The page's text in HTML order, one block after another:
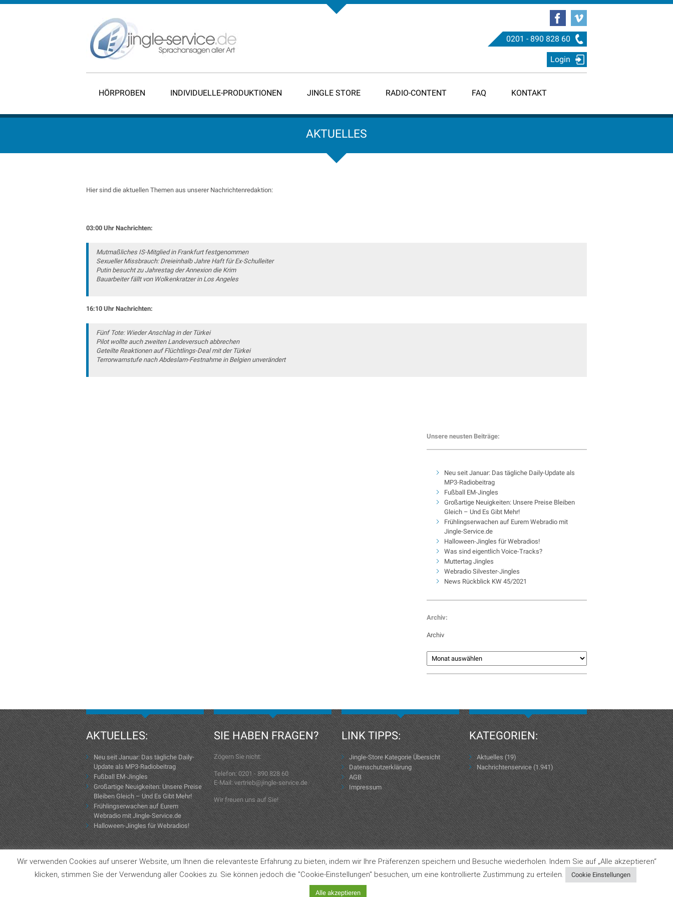
0201 - 890 828 60
Login
HÖRPROBEN INDIVIDUELLE-PRODUKTIONEN JINGLE STORE RADIO-CONTENT FAQ KONTAKT
AKTUELLES
Hier sind die aktuellen Themen aus unserer Nachrichtenredaktion:
03:00 Uhr Nachrichten:
Mutmaßliches IS-Mitglied in Frankfurt festgenommen
Sexueller Missbrauch: Dreieinhalb Jahre Haft für Ex-Schulleiter
Putin besucht zu Jahrestag der Annexion die Krim
Bauarbeiter fällt von Wolkenkratzer in Los Angeles
16:10 Uhr Nachrichten:
Fünf Tote: Wieder Anschlag in der Türkei
Pilot wollte auch zweiten Landeversuch abbrechen
Geteilte Reaktionen auf Flüchtlings-Deal mit der Türkei
Terrorwarnstufe nach Abdeslam-Festnahme in Belgien unverändert
Unsere neusten Beiträge:
Neu seit Januar: Das tägliche Daily-Update als
MP3-Radiobeitrag
Fußball EM-Jingles
Großartige Neuigkeiten: Unsere Preise Bleiben
Gleich – Und Es Gibt Mehr!
Frühlingserwachen auf Eurem Webradio mit
Jingle-Service.de
Halloween-Jingles für Webradios!
Was sind eigentlich Voice-Tracks?
Muttertag Jingles
Webradio Silvester-Jingles
News Rückblick KW 45/2021
Archiv:
Archiv
AKTUELLES:
Neu seit Januar: Das tägliche Daily-
Update als MP3-Radiobeitrag
Fußball EM-Jingles
Großartige Neuigkeiten: Unsere Preise
Bleiben Gleich – Und Es Gibt Mehr!
Frühlingserwachen auf Eurem
Webradio mit Jingle-Service.de
Halloween-Jingles für Webradios!
SIE HABEN FRAGEN?
Zögern Sie nicht:
Telefon: 0201 - 890 828 60
E-Mail: vertrieb@jingle-service.de
Wir freuen uns auf Sie!
LINK TIPPS:
Jingle-Store Kategorie Übersicht
Datenschutzerklärung
AGB
Impressum
KATEGORIEN:
Aktuelles (19)
Nachrichtenservice(1.941)
Jingle-Store Kategorie Übersicht Impressum
Copyright © 2004-2026 Jingle-Service.de
Wir verwenden Cookies auf unserer Website, um Ihnen die relevanteste Erfahrung zu bieten, indem wir Ihre Präferenzen speichern und Besuche wiederholen. Indem Sie auf „Alle akzeptieren“
klicken, stimmen Sie der Verwendung aller Cookies zu. Sie können jedoch die "Cookie-Einstellungen" besuchen, um eine kontrollierte Zustimmung zu erteilen.
Cookie Einstellungen
Alle akzeptieren